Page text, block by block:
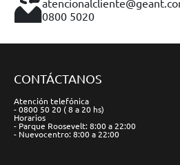
0800 5020
CONTÁCTANOS
Atención telefónica
- 0800 50 20 ( 8 a 20 hs)
Horarios
- Parque Roosevelt: 8:00 a 22:00
- Nuevocentro: 8:00 a 22:00